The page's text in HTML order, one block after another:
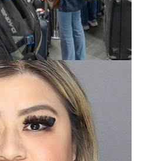
berjast gegn